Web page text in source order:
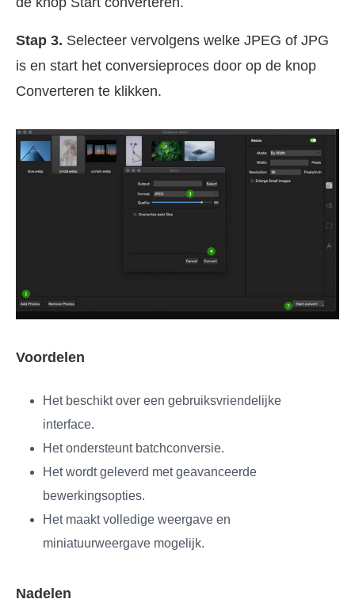
Stap 3. Selecteer vervolgens welke JPEG of JPG
is en start het conversieproces door op de knop
Converteren te klikken.
Voordelen
Het beschikt over een gebruiksvriendelijke
interface.
Het ondersteunt batchconversie.
Het wordt geleverd met geavanceerde
bewerkingsopties.
Het maakt volledige weergave en
miniatuurweergave mogelijk.
Nadelen